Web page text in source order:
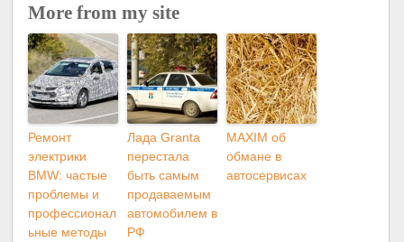
More from my site
Ремонт
электрики
BMW: частые
проблемы и
профессионал
ьные методы
Лада Granta
перестала
быть самым
продаваемым
автомобилем в
РФ
MAXIM об
обмане в
автосервисах